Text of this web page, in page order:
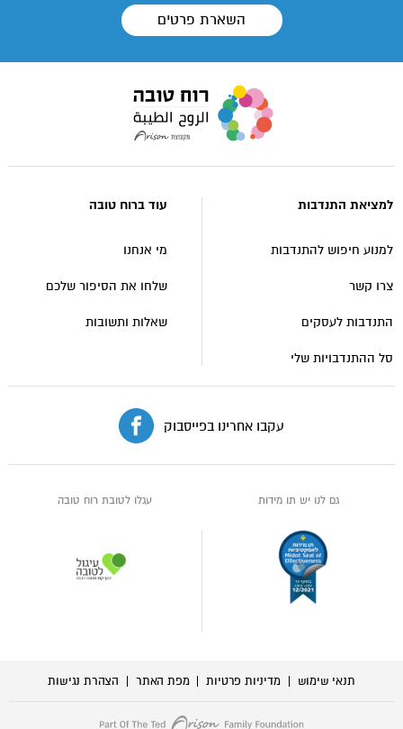
השארת פרטים
רוח
למציאת התנדבות
למנוע חיפוש להתנדבות
צרו קשר
התנדבות לעסקים
סל ההתנדבויות שלי
עוד ברוח טובה
מי אנחנו
שלחו את הסיפור שלכם
שאלות ותשובות
גם לנו יש תו מידות עגלו לטובת רוח טובה
עקבו אחרינו בפייסבוק
תנאי שימוש מדיניות פרטיות מפת האתר הצהרת נגישות